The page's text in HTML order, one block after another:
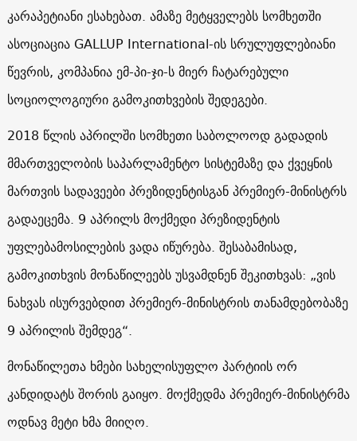
კარაპეტიანი ესახებათ. ამაზე მეტყველებს სომხეთში
ასოციაცია GALLUP International-ის სრულუფლებიანი
წევრის, კომპანია ემ-პი-ჯი-ს მიერ ჩატარებული
სოციოლოგიური გამოკითხვების შედეგები.
2018 წლის აპრილში სომხეთი საბოლოოდ გადადის
მმართველობის საპარლამენტო სისტემაზე და ქვეყნის
მართვის სადავეები პრეზიდენტისგან პრემიერ-მინისტრს
გადაეცემა. 9 აპრილს მოქმედი პრეზიდენტის
უფლებამოსილების ვადა იწურება. შესაბამისად,
გამოკითხვის მონაწილეებს უსვამდნენ შეკითხვას: „ვის
ნახვას ისურვებდით პრემიერ-მინისტრის თანამდებობაზე
9 აპრილის შემდეგ“.
მონაწილეთა ხმები სახელისუფლო პარტიის ორ
კანდიდატს შორის გაიყო. მოქმედმა პრემიერ-მინისტრმა
ოდნავ მეტი ხმა მიიღო.